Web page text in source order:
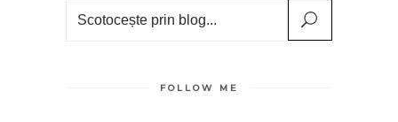
Search
FOLLOW ME